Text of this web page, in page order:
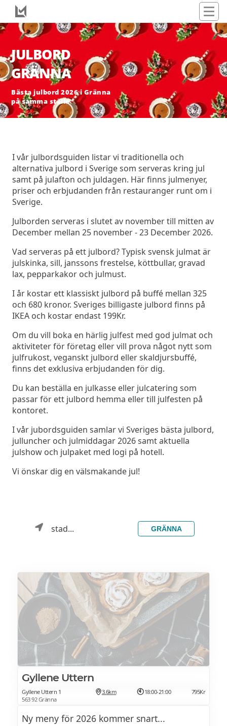
JULBORD
GRÄNNA
Bästa julbord 2026 i Gränna
på samma ställe
I vår julbordsguiden listar vi traditionella och
alternativa julbord i Sverige som serveras kring jul
samt på julafton och juldagen. Här finns julmenyer,
priser och erbjudanden från restauranger runt om i
Sverige.
Julborden serveras i slutet av november till mitten av
December mellan 25 november - 23 December 2026.
Vad serveras på ett julbord? Typisk svensk julmat är
julskinka, sill, janssons frestelse, köttbullar, gravad
lax, pepparkakor och julmust.
I år kostar ett klassiskt julbord på buffé mellan 325
och 680 kronor. Sveriges billigaste julbord finns på
IKEA och kostar endast 199Kr.
Om du vill boka en härlig julfest med god julmat och
aktiviteter för företag eller vill prova något nytt som
julfrukost, veganskt julbord eller skaldjursbuffé,
finns det exklusiva erbjudanden för dig.
Du kan beställa en julkasse eller julcatering som
passar för ett julbord hemma eller till julfesten på
kontoret.
I vår jubordsguiden samlar vi Sveriges bästa julbord,
julluncher och julmiddagar 2026 samt aktuella
julshow och julpaket med logi på hotell.
Vi önskar dig en välsmakande jul!
stad... GRÄNNA
Gyllene Uttern
Gyllene Uttern 1
563 92 Gränna
3.6km 18:00-21:00 795Kr
Ny meny för 2026 kommer snart...